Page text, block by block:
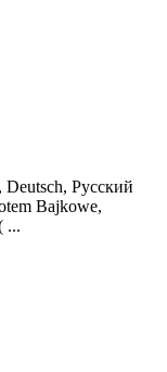
Deutsch, Pусский
Bajkowe,
...